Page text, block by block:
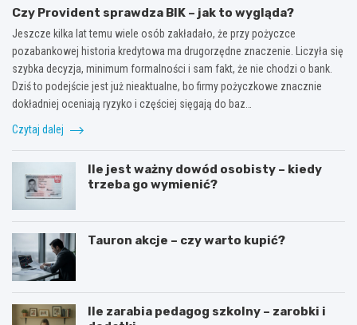
Czy Provident sprawdza BIK – jak to wygląda?
Jeszcze kilka lat temu wiele osób zakładało, że przy pożyczce
pozabankowej historia kredytowa ma drugorzędne znaczenie. Liczyła się
szybka decyzja, minimum formalności i sam fakt, że nie chodzi o bank.
Dziś to podejście jest już nieaktualne, bo firmy pożyczkowe znacznie
dokładniej oceniają ryzyko i częściej sięgają do baz…
Czytaj dalej
Ile jest ważny dowód osobisty – kiedy
trzeba go wymienić?
Tauron akcje – czy warto kupić?
Ile zarabia pedagog szkolny – zarobki i